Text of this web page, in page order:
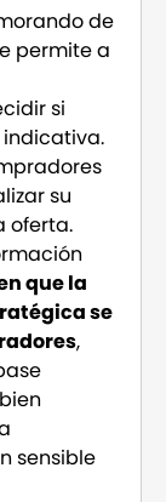
de
permite a
si
su
oferta.
que la
se
,
sensible